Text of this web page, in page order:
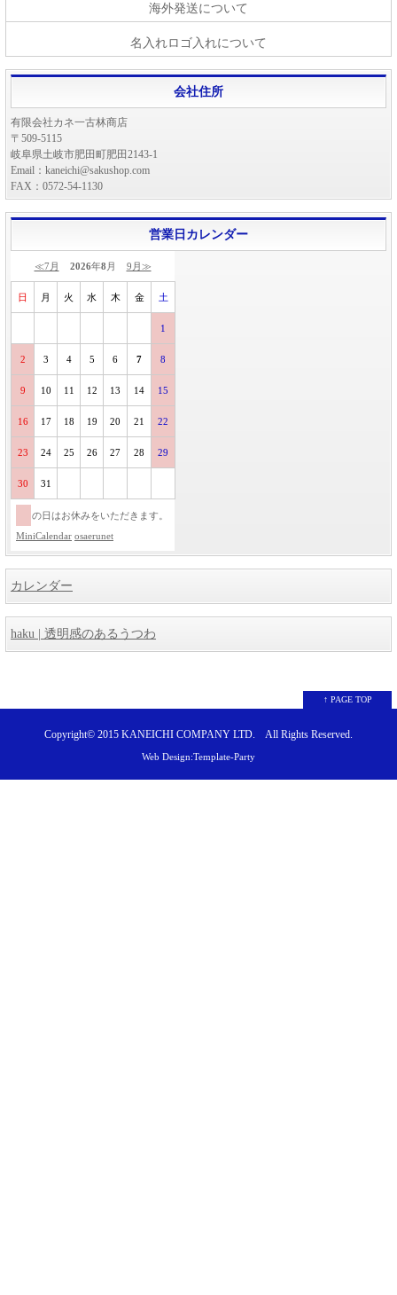
海外発送について
名入れロゴ入れについて
会社住所
有限会社カネ一古林商店
〒509-5115
岐阜県土岐市肥田町肥田2143-1
Email：kaneichi@sakushop.com
FAX：0572-54-1130
営業日カレンダー
≪7月 2026年8 月 9月≫
日 月 火 水 木 金 土
1
2 3 4 5 6 7 8
9 10 11 12 13 14 15
16 17 18 19 20 21 22
23 24 25 26 27 28 29
30 31
の日はお休みをいただきます。
MiniCalendar osaerunet
カレンダー
haku | 透明感のあるうつわ
↑ PAGE TOP
Copyright© 2015 KANEICHI COMPANY LTD. All Rights Reserved.
Web Design:Template-Party